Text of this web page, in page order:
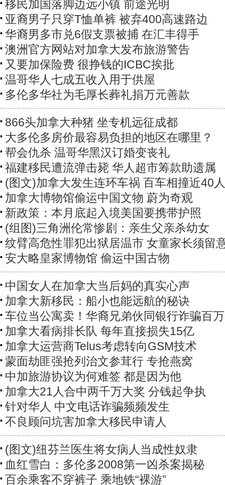
移民加国落脚边远小镇 前途光明
亚裔男子只穿T恤单裤 被弃400高速路边
华裔男多市兑6假支票被捕 在汇丰得手
澳洲官方网站对加拿大发布旅游警告
又要加保险费 很挣钱的ICBC挨批
温哥华人七成五收入用于供屋
多伦多华社为毛厚长葬礼捐万元善款
866头加拿大种猪 坐专机远征成都
大多伦多房价最容易负担的地区在哪里？
帮会仇杀 温哥华黑汉订婚变丧礼
福建移民遭流弹击毙 华人超市筹款助遗属
(图文)加拿大发生连环车祸 百车相撞近40
加拿大博物馆偷运中国文物 蔚为奇观
新政策：本月底起入境美国要携带护照
(组图)三角洲伦常惨剧：亲生父亲杀幼女
纹臂高危性罪犯出狱居温市 女童家长须留
安大略皇家博物馆 偷运中国古物
中国女人在加拿大当后妈的真实心声
加拿大新移民：船小也能远航的秘诀
车位当公寓卖！华裔兄弟伙同银行诈骗百万
加拿大看病排长队 每年直接损失15亿
加拿大运营商Telus考虑转向GSM技术
蒙面劫匪强抢列治文参茸行 专抢燕窝
中加旅游协议为何难签 都是因为他
加拿大21人合中两千万大奖 分钱起争执
针对华人 中文电话诈骗频频发生
不良顾问坑害加拿大移民申请人
(图文)纽芬兰医生将女病人当成性奴隶
血红雪白：多伦多2008第一凶杀案揭秘
百余乘客不穿裤子 乘地铁“裸游”